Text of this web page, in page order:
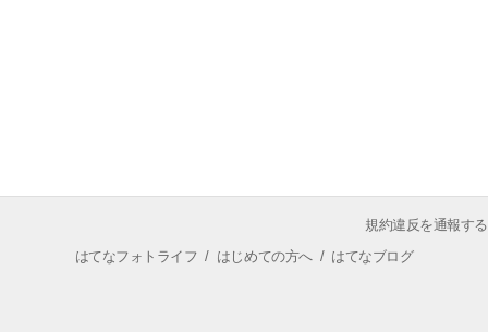
規約違反を通報する
はてなフォトライフ / はじめての方へ/ はてなブログ